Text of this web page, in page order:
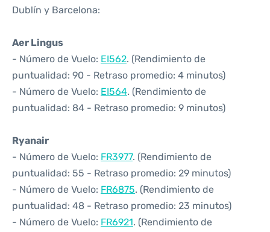
Dublín y Barcelona:
Aer Lingus
- Número de Vuelo: EI562. (Rendimiento de
puntualidad: 90 - Retraso promedio: 4 minutos)
- Número de Vuelo: EI564. (Rendimiento de
puntualidad: 84 - Retraso promedio: 9 minutos)
Ryanair
- Número de Vuelo: FR3977. (Rendimiento de
puntualidad: 55 - Retraso promedio: 29 minutos)
- Número de Vuelo: FR6875. (Rendimiento de
puntualidad: 48 - Retraso promedio: 23 minutos)
- Número de Vuelo: FR6921. (Rendimiento de